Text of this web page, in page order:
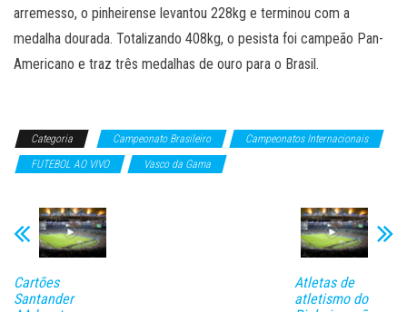
arremesso, o pinheirense levantou 228kg e terminou com a
medalha dourada. Totalizando 408kg, o pesista foi campeão Pan-
Americano e traz três medalhas de ouro para o Brasil.
Categoria Campeonato Brasileiro
Campeonatos Internacionais
FUTEBOL AO VIVO
Vasco da Gama
Cartões
Santander
Atletas de
atletismo do